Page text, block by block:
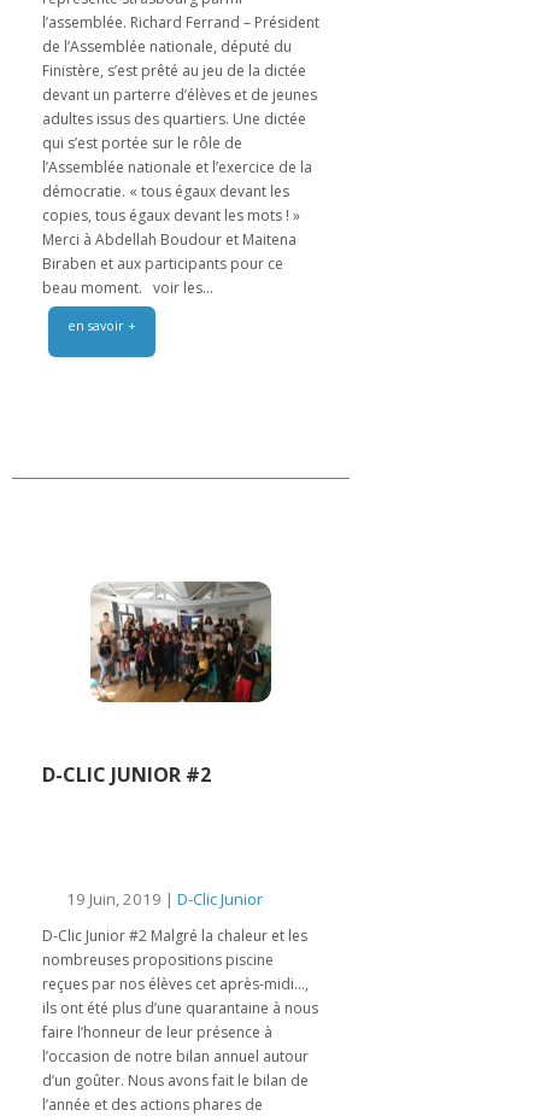
l’assemblée. Richard Ferrand – Président
de l’Assemblée nationale, député du
Finistère, s’est prêté au jeu de la dictée
devant un parterre d’élèves et de jeunes
adultes issus des quartiers. Une dictée
qui s’est portée sur le rôle de
l’Assemblée nationale et l’exercice de la
démocratie. « tous égaux devant les
copies, tous égaux devant les mots ! »
Merci à Abdellah Boudour et Maitena
Biraben et aux participants pour ce
beau moment. voir les...
en savoir +
D-CLIC JUNIOR #2
19 Juin, 2019 | D-Clic Junior
D-Clic Junior #2 Malgré la chaleur et les
nombreuses propositions piscine
reçues par nos élèves cet après-midi…,
ils ont été plus d’une quarantaine à nous
faire l’honneur de leur présence à
l’occasion de notre bilan annuel autour
d’un goûter. Nous avons fait le bilan de
l’année et des actions phares de